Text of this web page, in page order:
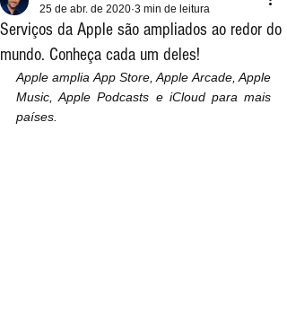
Serviços da Apple são ampliados ao redor do
mundo. Conheça cada um deles!
25 de abr. de 2020 3 min de leitura
Apple amplia App Store, Apple Arcade, Apple
Music, Apple Podcasts e iCloud para mais
países.